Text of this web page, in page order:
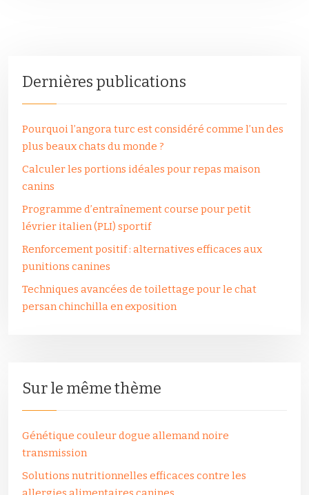
Dernières publications
Pourquoi l’angora turc est considéré comme l’un des
plus beaux chats du monde ?
Calculer les portions idéales pour repas maison
canins
Programme d’entraînement course pour petit
lévrier italien (PLI) sportif
Renforcement positif : alternatives efficaces aux
punitions canines
Techniques avancées de toilettage pour le chat
persan chinchilla en exposition
Sur le même thème
Génétique couleur dogue allemand noire
transmission
Solutions nutritionnelles efficaces contre les